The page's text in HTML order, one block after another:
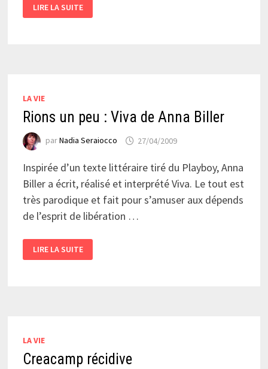
UN
RENDEZ-
LIRE LA SUITE
LA VIE
Rions un peu : Viva de Anna Biller
parNadia Seraiocco 27/04/2009
Inspirée d’un texte littéraire tiré du Playboy, Anna
Biller a écrit, réalisé et interprété Viva. Le tout est
très parodique et fait pour s’amuser aux dépends
de l’esprit de libération …
UN
PEU
LIRE LA SUITE
LA VIE
Creacamp récidive